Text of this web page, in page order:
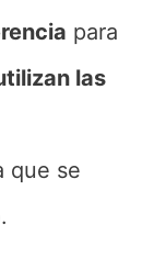
para
las
que se